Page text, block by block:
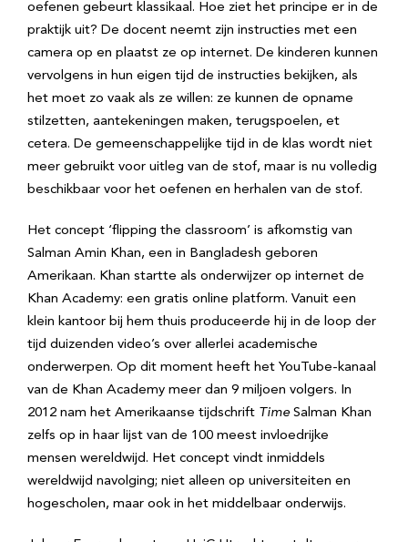
oefenen gebeurt klassikaal. Hoe ziet het principe er in de
praktijk uit? De docent neemt zijn instructies met een
camera op en plaatst ze op internet. De kinderen kunnen
vervolgens in hun eigen tijd de instructies bekijken, als
het moet zo vaak als ze willen: ze kunnen de opname
stilzetten, aantekeningen maken, terugspoelen, et
cetera. De gemeenschappelijke tijd in de klas wordt niet
meer gebruikt voor uitleg van de stof, maar is nu volledig
beschikbaar voor het oefenen en herhalen van de stof.
Het concept ‘flipping the classroom’ is afkomstig van
Salman Amin Khan, een in Bangladesh geboren
Amerikaan. Khan startte als onderwijzer op internet de
Khan Academy: een gratis online platform. Vanuit een
klein kantoor bij hem thuis produceerde hij in de loop der
tijd duizenden video’s over allerlei academische
onderwerpen. Op dit moment heeft het YouTube-kanaal
van de Khan Academy meer dan 9 miljoen volgers. In
2012 nam het Amerikaanse tijdschrift TimeSalman Khan
zelfs op in haar lijst van de 100 meest invloedrijke
mensen wereldwijd. Het concept vindt inmiddels
wereldwijd navolging; niet alleen op universiteiten en
hogescholen, maar ook in het middelbaar onderwijs.